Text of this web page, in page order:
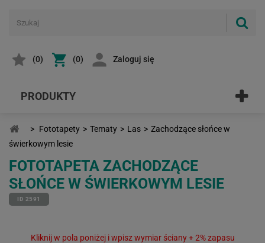
(0) (0) Zaloguj się
PRODUKTY
> Fototapety > Tematy > Las > Zachodzące słońce w
świerkowym lesie
FOTOTAPETA ZACHODZĄCE
SŁOŃCE W ŚWIERKOWYM LESIE
ID 2591
Kliknij w pola poniżej i wpisz wymiar ściany + 2% zapasu